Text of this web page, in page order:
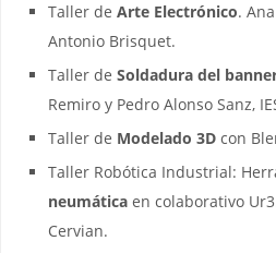
Taller deArte Electrónico.
Antonio Brisquet.
Taller deSoldadura del
Remiro y Pedro Alonso Sanz,
Taller de Modelado 3D con
Taller Robótica Industrial:
neumática en colaborativo
Cervian.